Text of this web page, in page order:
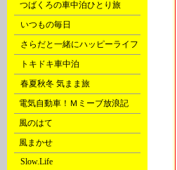
つばくろの車中泊ひとり旅
いつもの毎日
さらだと一緒にハッピーライフ
トキドキ車中泊
春夏秋冬 気まま旅
電気自動車！Ｍミーブ放浪記
風のはて
風まかせ
Slow.Life